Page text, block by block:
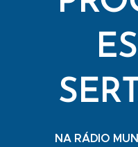
NA RÁDIO